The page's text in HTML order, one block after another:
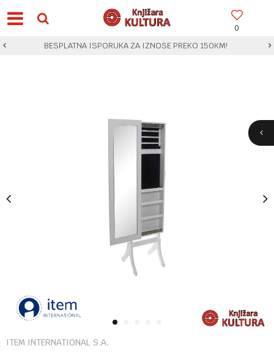
0
BESPLATNA ISPORUKA ZA IZNOSE PREKO 150KM!
1
ITEM INTERNATIONAL S.A.